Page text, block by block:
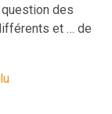
des
et … de